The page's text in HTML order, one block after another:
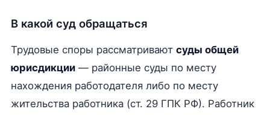
В какой суд обращаться
Трудовые споры рассматривают суды общей
юрисдикции— районные суды по месту
нахождения работодателя либо по месту
жительства работника (ст. 29 ГПК РФ). Работник